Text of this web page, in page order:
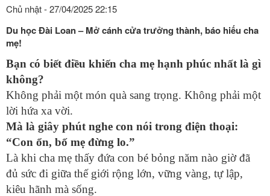
Chủ nhật - 27/04/2025 22:15
Du học Đài Loan – Mở cánh cửa trưởng thành, báo hiếu cha
mẹ!
Bạn có biết điều khiến cha mẹ hạnh phúc nhất là gì
không?
Không phải một món quà sang trọng. Không phải một
lời hứa xa vời.
Mà là giây phút nghe con nói trong điện thoại:
“Con ổn, bố mẹ đừng lo.”
Là khi cha mẹ thấy đứa con bé bỏng năm nào giờ đã
đủ sức đi giữa thế giới rộng lớn, vững vàng, tự lập,
kiêu hãnh mà sống.